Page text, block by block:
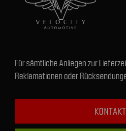
Für sämtliche Anliegen zur
Reklamationen oder
KONTAKT